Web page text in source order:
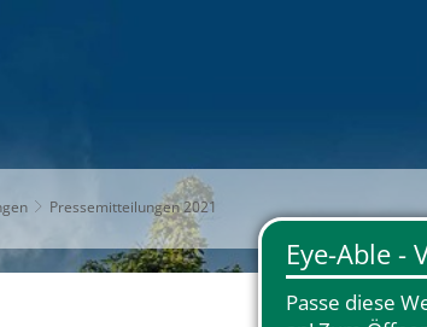
Pressemitteilungen 2021